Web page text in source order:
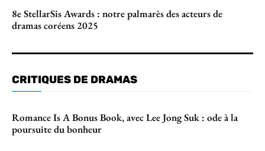
8e StellarSis Awards : notre palmarès des acteurs de
dramas coréens 2025
CRITIQUES DE DRAMAS
Romance Is A Bonus Book, avec Lee Jong Suk : ode à la
poursuite du bonheur